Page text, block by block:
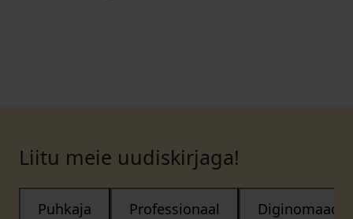
Liitu meie uudiskirjaga!
Puhkaja Professionaal Diginomaad